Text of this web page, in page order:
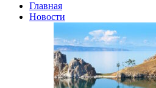
Главная
Новости